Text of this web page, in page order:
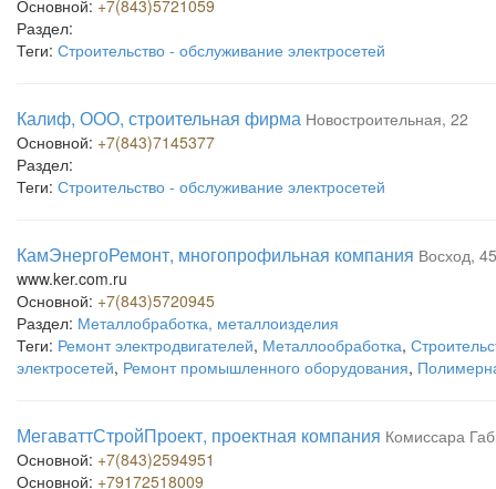
Основной: +7(843)5721059
Раздел:
Теги: Строительство - обслуживание электросетей
Калиф, ООО, строительная фирма Новостроительная, 22
Основной: +7(843)7145377
Раздел:
Теги: Строительство - обслуживание электросетей
КамЭнергоРемонт, многопрофильная компания Восход, 45
www.ker.com.ru
Основной: +7(843)5720945
Раздел: Металлобработка, металлоизделия
Теги: Ремонт электродвигателей, Металлообработка,
электросетей, Ремонт промышленного оборудования,
МегаваттСтройПроект, проектная компания Комиссара
Основной: +7(843)2594951
Основной: +79172518009